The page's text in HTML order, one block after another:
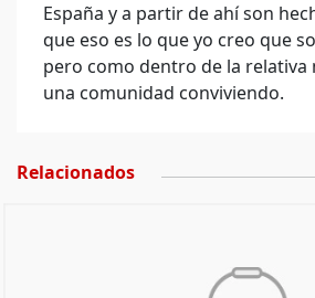
España y a partir de ahí son
que eso es lo que yo creo que
pero como dentro de la relativa
una comunidad conviviendo.
Relacionados